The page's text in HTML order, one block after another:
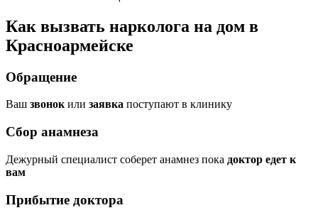
Как вызвать нарколога на дом в
Красноармейске
Обращение
Ваш звонокили заявка поступают в клинику
Сбор анамнеза
Дежурный специалист соберет анамнез пока доктор едет к
вам
Прибытие доктора